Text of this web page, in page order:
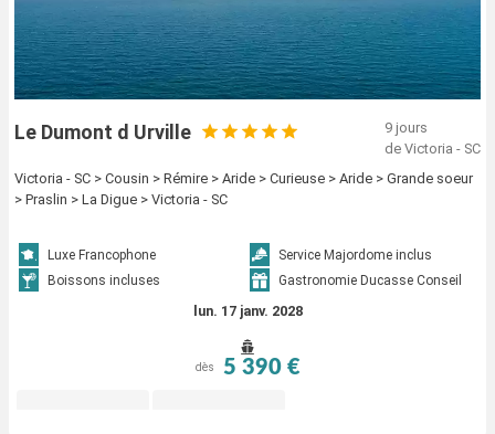
des différentes variétés de poissons.
Certaines îles sont très touristiques et mondialement
connues comme Mahé, La Digue ou Praslin, mais les
charme et méritent une escale. Durant une croisière
Curieuse, île Cousine, ou plus au sud, la très jolie île
destinations merveilleuses, pour le plus grand plaisir
des voyageurs.
La destination aux Seychelles est proposée par
plusieurs compagnies de croisières, qui ont
sélectionné les plus belles escales et destinations.
Le Dumont d Urville
9 jours
de Victoria - SC
Victoria - SC > Cousin > Rémire > Aride > Curieuse > Aride > Grande soeur
> Praslin > La Digue > Victoria - SC
Luxe Francophone
Service Majordome inclus
Boissons incluses
Gastronomie Ducasse Conseil
lun. 17 janv. 2028
dès 5 390 €